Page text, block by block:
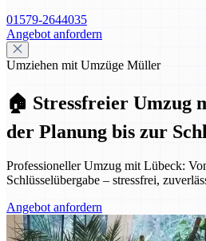
01579-2644035
Angebot anfordern
Umziehen mit Umzüge Müller
🏠 Stressfreier Umzug
der Planung bis zur
Professioneller Umzug mit Lübeck:
Schlüsselübergabe – stressfrei,
Angebot anfordern